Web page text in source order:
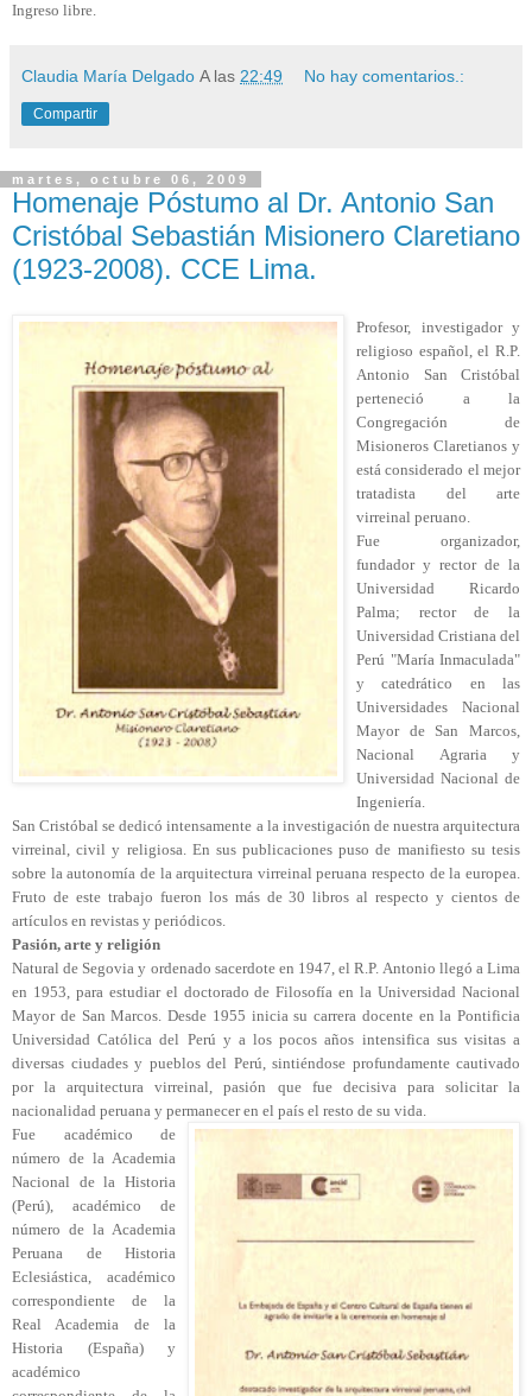
Ingreso libre.
Claudia María Delgado A las 22:49 No hay comentarios.:
Compartir
martes, octubre 06, 2009
Homenaje Póstumo al Dr. Antonio San
Cristóbal Sebastián Misionero Claretiano
(1923-2008). CCE Lima.
Profesor, investigador y
religioso español, el R.P.
Antonio San Cristóbal
perteneció a la
Congregación de
Misioneros Claretianos y
está considerado el mejor
tratadista del arte
virreinal peruano.
Fue organizador,
fundador y rector de la
Universidad Ricardo
Palma; rector de la
Universidad Cristiana del
Perú "María Inmaculada"
y catedrático en las
Universidades Nacional
Mayor de San Marcos,
Nacional Agraria y
Universidad Nacional de
Ingeniería.
San Cristóbal se dedicó intensamente a la investigación de nuestra arquitectura
virreinal, civil y religiosa. En sus publicaciones puso de manifiesto su tesis
sobre la autonomía de la arquitectura virreinal peruana respecto de la europea.
Fruto de este trabajo fueron los más de 30 libros al respecto y cientos de
artículos en revistas y periódicos.
Pasión, arte y religión
Natural de Segovia y ordenado sacerdote en 1947, el R.P. Antonio llegó a Lima
en 1953, para estudiar el doctorado de Filosofía en la Universidad Nacional
Mayor de San Marcos. Desde 1955 inicia su carrera docente en la Pontificia
Universidad Católica del Perú y a los pocos años intensifica sus visitas a
diversas ciudades y pueblos del Perú, sintiéndose profundamente cautivado
por la arquitectura virreinal, pasión que fue decisiva para solicitar la
nacionalidad peruana y permanecer en el país el resto de su vida.
Fue académico de
número de la Academia
Nacional de la Historia
(Perú), académico de
número de la Academia
Peruana de Historia
Eclesiástica, académico
correspondiente de la
Real Academia de la
Historia (España) y
académico